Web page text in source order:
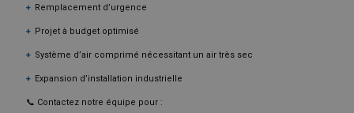
Remplacement d’urgence
Projet à budget optimisé
Système d’air comprimé nécessitant un air très sec
Expansion d’installation industrielle
📞 Contactez notre équipe pour :